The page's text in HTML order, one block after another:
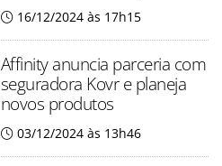
16/12/2024 às 17h15
Affinity anuncia parceria com
seguradora Kovr e planeja
novos produtos
03/12/2024 às 13h46